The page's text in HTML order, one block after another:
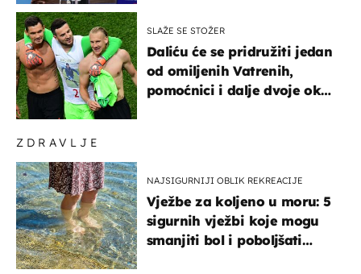
ZDRAVLJE
NAJSIGURNIJI OBLIK REKREACIJE
Vježbe za koljeno u moru: 5
sigurnih vježbi koje mogu
smanjiti bol i poboljšati
SLAŽE SE STOŽER
Daliću će se pridružiti jedan
od omiljenih Vatrenih,
pomoćnici i dalje dvoje oko